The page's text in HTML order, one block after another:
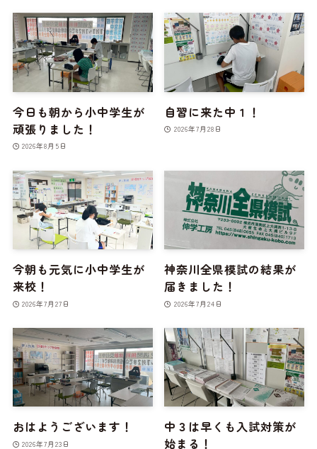
今日も朝から小中学生が
頑張りました！
2026年8月5日
自習に来た中１！
2026年7月28日
今朝も元気に小中学生が
来校！
2026年7月27日
神奈川全県模試の結果が
届きました！
2026年7月24日
おはようございます！
2026年7月23日
中３は早くも入試対策が
始まる！